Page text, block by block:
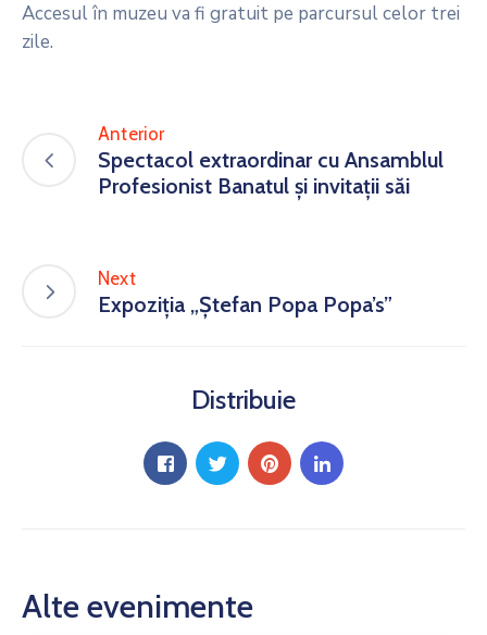
Accesul în muzeu va fi gratuit pe parcursul celor trei
zile.
Anterior
Spectacol extraordinar cu Ansamblul
Profesionist Banatul și invitații săi
Next
Expoziția „Ștefan Popa Popa’s”
Distribuie
Alte evenimente